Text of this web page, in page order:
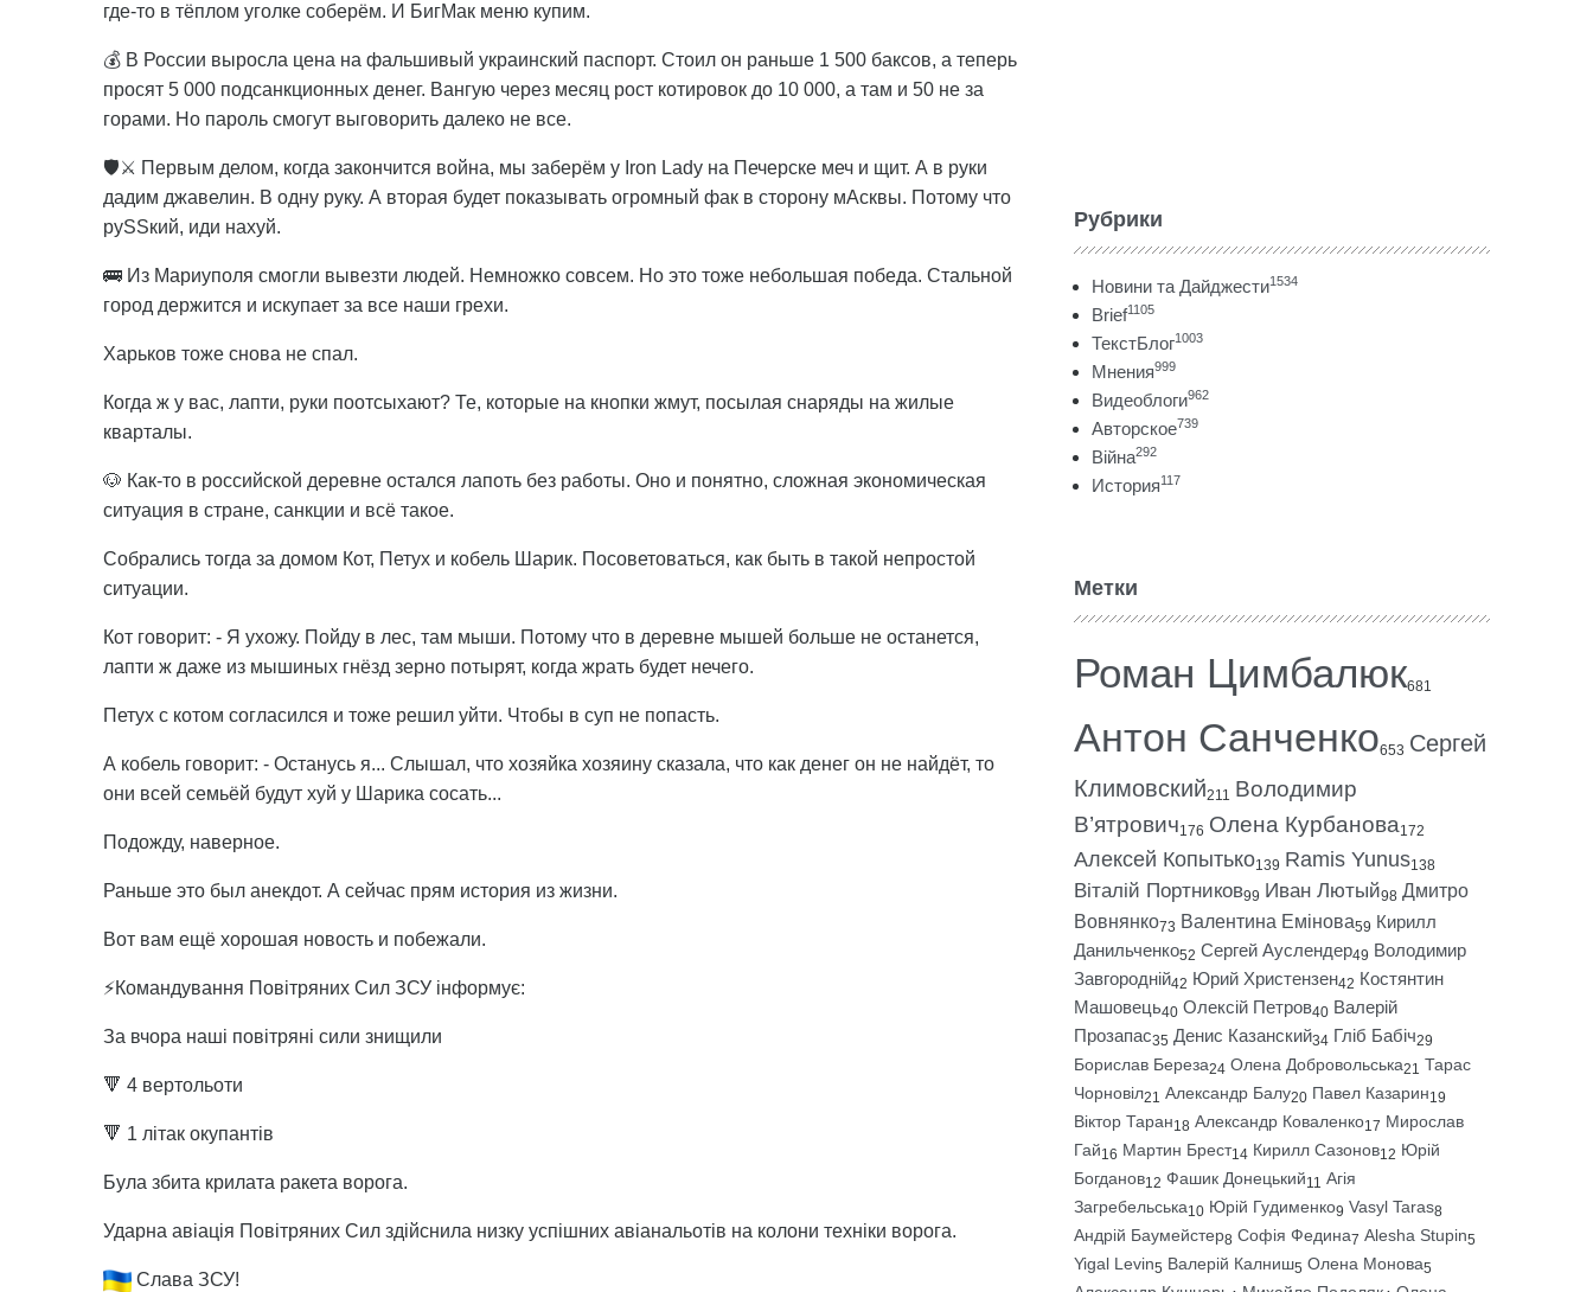
где-то в тёплом уголке соберём. И БигМак меню купим.
💰 В России выросла цена на фальшивый украинский паспорт. Стоил он раньше 1 500 баксов, а теперь
просят 5 000 подсанкционных денег. Вангую через месяц рост котировок до 10 000, а там и 50 не за
горами. Но пароль смогут выговорить далеко не все.
🛡️⚔️ Первым делом, когда закончится война, мы заберём у Iron Lady на Печерске меч и щит. А в руки
дадим джавелин. В одну руку. А вторая будет показывать огромный фак в сторону мАсквы. Потому что
руSSкий, иди нахуй.
🚌 Из Мариуполя смогли вывезти людей. Немножко совсем. Но это тоже небольшая победа. Стальной
город держится и искупает за все наши грехи.
Харьков тоже снова не спал.
Когда ж у вас, лапти, руки поотсыхают? Те, которые на кнопки жмут, посылая снаряды на жилые
кварталы.
🐶 Как-то в российской деревне остался лапоть без работы. Оно и понятно, сложная экономическая
ситуация в стране, санкции и всё такое.
Собрались тогда за домом Кот, Петух и кобель Шарик. Посоветоваться, как быть в такой непростой
ситуации.
Кот говорит: - Я ухожу. Пойду в лес, там мыши. Потому что в деревне мышей больше не останется,
лапти ж даже из мышиных гнёзд зерно потырят, когда жрать будет нечего.
Петух с котом согласился и тоже решил уйти. Чтобы в суп не попасть.
А кобель говорит: - Останусь я... Слышал, что хозяйка хозяину сказала, что как денег он не найдёт, то
они всей семьёй будут хуй у Шарика сосать...
Подожду, наверное.
Раньше это был анекдот. А сейчас прям история из жизни.
Вот вам ещё хорошая новость и побежали.
⚡Командування Повітряних Сил ЗСУ інформує:
За вчора наші повітряні сили знищили
🔻 4 вертольоти
🔻 1 літак окупантів
Була збита крилата ракета ворога.
Ударна авіація Повітряних Сил здійснила низку успішних авіанальотів на колони техніки ворога.
Слава ЗСУ!
Рубрики
Новини та Дайджести1534
Brief1105
ТекстБлог1003
Мнения999
Видеоблоги962
Авторское739
Війна292
История117
Метки
Роман Цимбалюк681
Антон Санченко653 Сергей
Климовский211 Володимир
В’ятрович176 Олена Курбанова172
Алексей Копытько139 Ramis Yunus138
Віталій Портников99 Иван Лютый98 Дмитро
Вовнянко73 Валентина Емінова59 Кирилл
Данильченко52 Сергей Ауслендер49 Володимир
Завгородній42 Юрий Христензен42 Костянтин
Машовець40 Олексій Петров40 Валерій
Прозапас35 Денис Казанский34 Гліб Бабіч29
Борислав Береза24 Олена Добровольська21 Тарас
Чорновіл21 Александр Балу20 Павел Казарин19
Віктор Таран18 Александр Коваленко17 Мирослав
Гай16 Мартин Брест14 Кирилл Сазонов12 Юрій
Богданов12 Фашик Донецький11 Агія
Загребельська10 Юрій Гудименко9 Vasyl Taras8
Андрій Баумейстер8 Софія Федина7 Alesha Stupin5
Yigal Levin5 Валерій Калниш5 Олена Монова5